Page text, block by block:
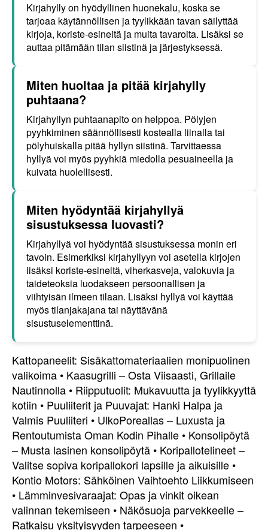
Kirjahylly on hyödyllinen huonekalu, koska se
tarjoaa käytännöllisen ja tyylikkään tavan säilyttää
kirjoja, koriste-esineitä ja muita tavaroita. Lisäksi se
auttaa pitämään tilan siistinä ja järjestyksessä.
Miten huoltaa ja pitää kirjahylly
puhtaana?
Kirjahyllyn puhtaanapito on helppoa. Pölyjen
pyyhkiminen säännöllisesti kostealla liinalla tai
pölyhuiskalla pitää hyllyn siistinä. Tarvittaessa
hyllyä voi myös pyyhkiä miedolla pesuaineella ja
kuivata huolellisesti.
Miten hyödyntää kirjahyllyä
sisustuksessa luovasti?
Kirjahyllyä voi hyödyntää sisustuksessa monin eri
tavoin. Esimerkiksi kirjahyllyyn voi asetella kirjojen
lisäksi koriste-esineitä, viherkasveja, valokuvia ja
taideteoksia luodakseen persoonallisen ja
viihtyisän ilmeen tilaan. Lisäksi hyllyä voi käyttää
myös tilanjakajana tai näyttävänä
sisustuselementtinä.
Kattopaneelit: Sisäkattomateriaalien monipuolinen
valikoima • Kaasugrilli – Osta Viisaasti, Grillaile
Nautinnolla • Riipputuolit: Mukavuutta ja tyylikkyyttä
kotiin • Puuliiterit ja Puuvajat: Hanki Halpa ja
Valmis Puuliiteri • UlkoPoreallas – Luxusta ja
Rentoutumista Oman Kodin Pihalle • Konsolipöytä
– Musta lasinen konsolipöytä • Koripallotelineet –
Valitse sopiva koripallokori lapsille ja aikuisille •
Kontio Motors: Sähköinen Vaihtoehto Liikkumiseen
• Lämminvesivaraajat: Opas ja vinkit oikean
valinnan tekemiseen • Näkösuoja parvekkeelle –
Ratkaisu yksityisyyden tarpeeseen •